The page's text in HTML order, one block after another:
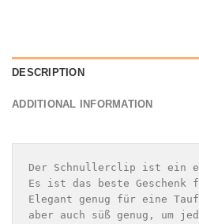
DESCRIPTION
ADDITIONAL INFORMATION
Der Schnullerclip ist ein
Es ist das beste Geschenk
Elegant genug für eine
aber auch süß genug, um